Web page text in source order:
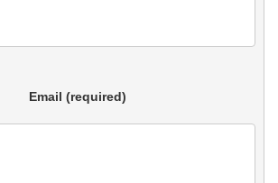
Email (required)